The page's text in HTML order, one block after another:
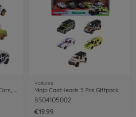
VW The Originals Deluxe Cars, 6-sort.
Voitures
Majo CastHeads 5 Pcs Giftpack
8504105002
€19.99